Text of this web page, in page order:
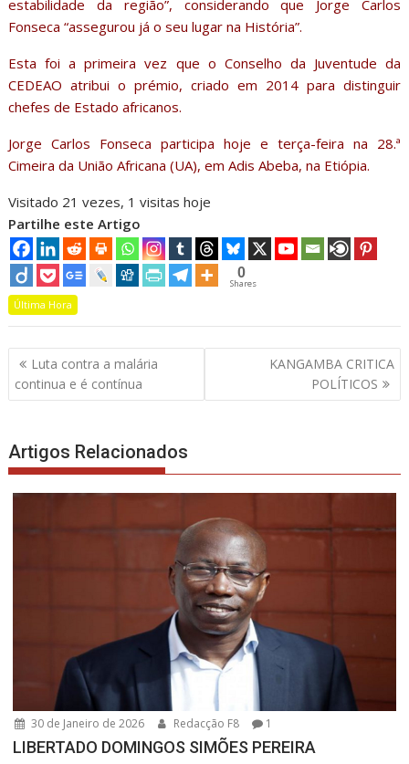
estabilidade da região”, considerando que Jorge Carlos
Fonseca “assegurou já o seu lugar na História”.
Esta foi a primeira vez que o Conselho da Juventude da
CEDEAO atribui o prémio, criado em 2014 para distinguir
chefes de Estado africanos.
Jorge Carlos Fonseca participa hoje e terça-feira na 28.ª
Cimeira da União Africana (UA), em Adis Abeba, na Etiópia.
Visitado 21 vezes, 1 visitas hoje
Partilhe este Artigo
0
Shares
Última Hora
Navegação
de
artigos
Luta contra a malária
continua e é contínua
KANGAMBA CRITICA
POLÍTICOS
Artigos Relacionados
30 de Janeiro de 2026 Redacção F8 1
LIBERTADO DOMINGOS SIMÕES PEREIRA